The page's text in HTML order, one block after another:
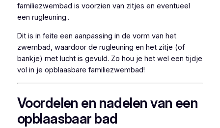
familiezwembad is voorzien van zitjes en eventueel
een rugleuning..
Dit is in feite een aanpassing in de vorm van het
zwembad, waardoor de rugleuning en het zitje (of
bankje) met lucht is gevuld. Zo hou je het wel een tijdje
vol in je opblaasbare familiezwembad!
Voordelen en nadelen van een
opblaasbaar bad